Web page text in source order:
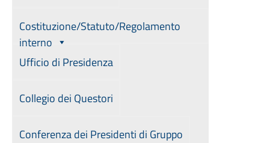
Costituzione/Statuto/Regolamento
interno
Ufficio di Presidenza
Collegio dei Questori
Conferenza dei Presidenti di Gruppo